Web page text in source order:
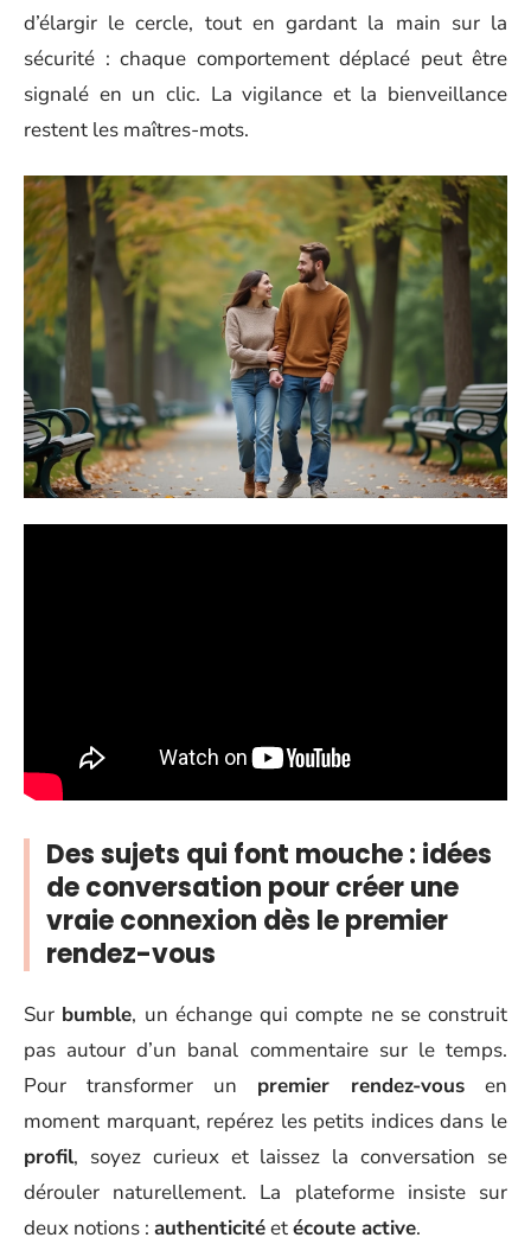
d’élargir le cercle, tout en gardant la main sur la
sécurité : chaque comportement déplacé peut être
signalé en un clic. La vigilance et la bienveillance
restent les maîtres-mots.
Des sujets qui font mouche : idées
de conversation pour créer une
vraie connexion dès le premier
rendez-vous
Sur bumble, un échange qui compte ne se construit
pas autour d’un banal commentaire sur le temps.
Pour transformer un premier rendez-vous en
moment marquant, repérez les petits indices dans le
profil, soyez curieux et laissez la conversation se
dérouler naturellement. La plateforme insiste sur
deux notions : authenticitéetécoute active.